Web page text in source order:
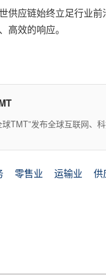
供应链始终立足行业
高效的响应。
TMT”发布全球互联网、
零售业 运输业 供